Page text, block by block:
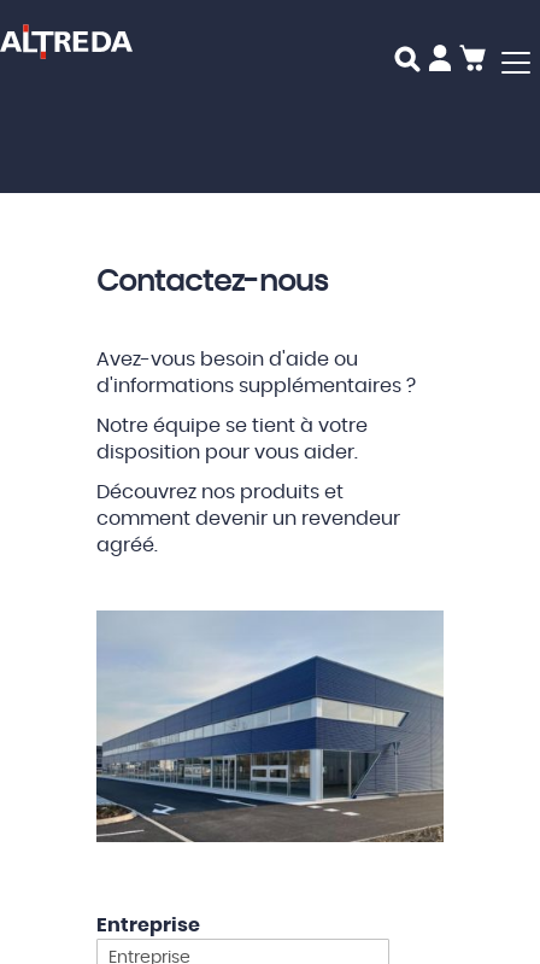
Mon
Contactez-nous
Avez-vous besoin d'aide ou
d'informations supplémentaires ?
Notre équipe se tient à votre
disposition pour vous aider.
Découvrez nos produits et
comment devenir un revendeur
agréé.
Entreprise